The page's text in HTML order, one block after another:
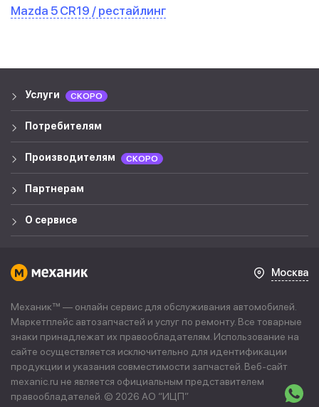
Mazda 5 CR19 / рестайлинг
Услуги СКОРО
Потребителям
Производителям СКОРО
Партнерам
О сервисе
Москва
Механик™ — онлайн сервис для обслуживания автомобилей.
Маркетплейс автозапчастей и услуг по ремонту. Все товарные
знаки принадлежат их правообладателям. Использование на
сайте осуществляется исключительно для идентификации
продукции и указания совместимости запчастей. Веб-сайт
mexanic.ru не является официальным представителем
правообладателей. © 2026 АО “ИЦП”